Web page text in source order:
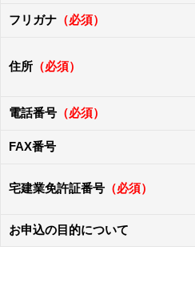
フリガナ （必須）
住所 （必須）
電話番号 （必須）
FAX番号
宅建業免許証番号 （必須）
お申込の目的について